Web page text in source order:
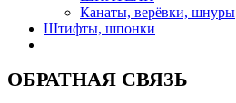
Канаты, верёвки, шнуры
Штифты, шпонки
ОБРАТНАЯ СВЯЗЬ